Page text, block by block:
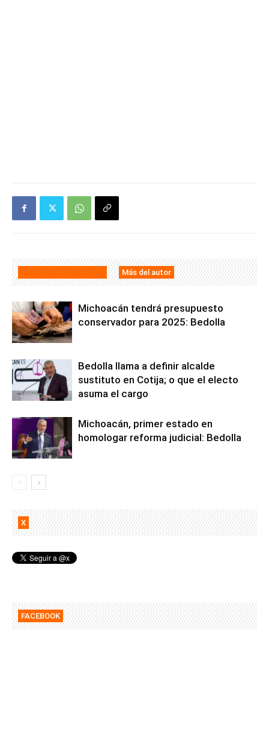
Más del autor
Michoacán tendrá presupuesto
conservador para 2025: Bedolla
Bedolla llama a definir alcalde
sustituto en Cotija; o que el electo
asuma el cargo
Michoacán, primer estado en
homologar reforma judicial: Bedolla
X
FACEBOOK